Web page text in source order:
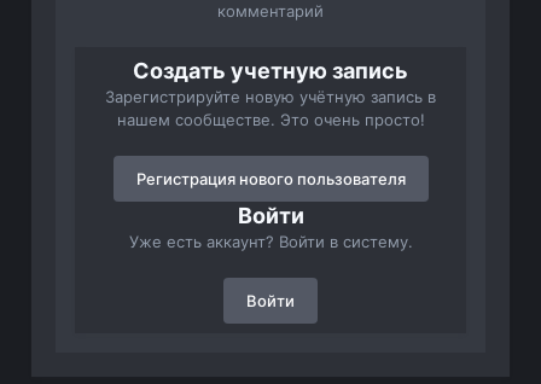
комментарий
Создать учетную запись
Зарегистрируйте новую учётную запись в
нашем сообществе. Это очень просто!
Регистрация нового пользователя
Войти
Уже есть аккаунт? Войти в систему.
Войти